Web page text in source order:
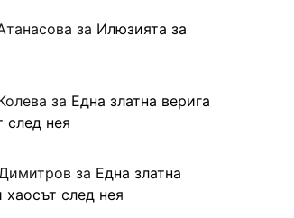
за Илюзията за
за Една златна верига
след нея
за Една златна
хаосът след нея